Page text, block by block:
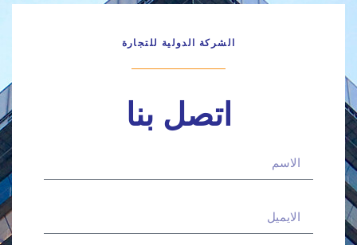
الشركة الدولية للتجارة
اتصل بنا